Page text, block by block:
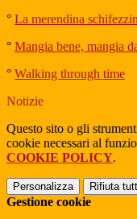
° La merendina
° Mangia bene, mangia
° Walking through time
Notizie
Questo sito o gli
cookie necessari al
COOKIE POLICY.
Personalizza Rifiuta
Gestione cookie